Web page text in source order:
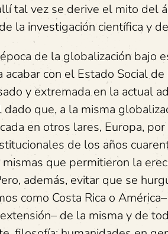
tal vez se derive el mito del
la investigación científica y
de la globalización bajo
acabar con el Estado Social
y extremada en la actual
que, a la misma
en otros lares, Europa,
de los años
mismas que permitieron la
además, evitar que se
como Costa Rica o
de la misma y de